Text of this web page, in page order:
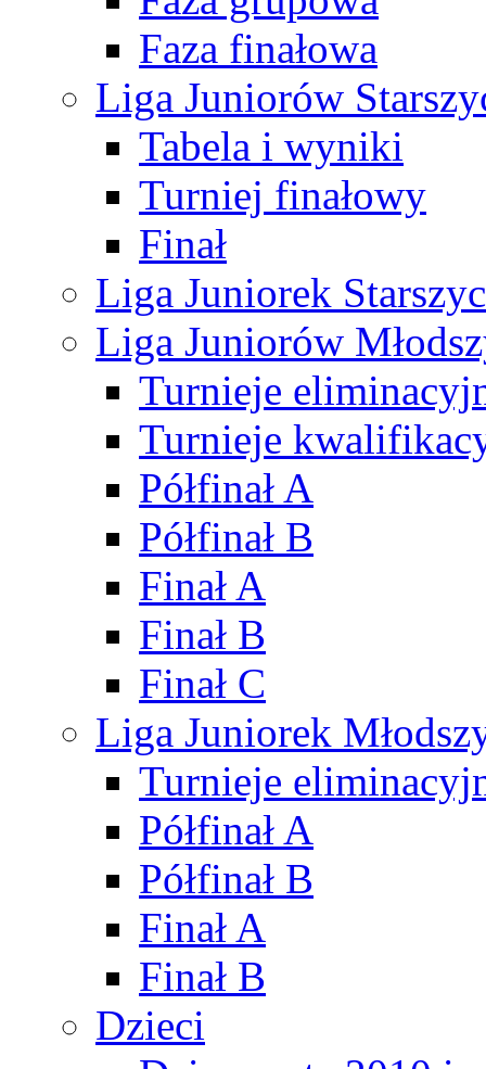
Faza finałowa
Liga Juniorów
Tabela i wyniki
Turniej finałowy
Finał
Liga Juniorek
Liga Juniorów
Turnieje
Turnieje
Półfinał A
Półfinał B
Finał A
Finał B
Finał C
Liga Juniorek
Turnieje
Półfinał A
Półfinał B
Finał A
Finał B
Dzieci